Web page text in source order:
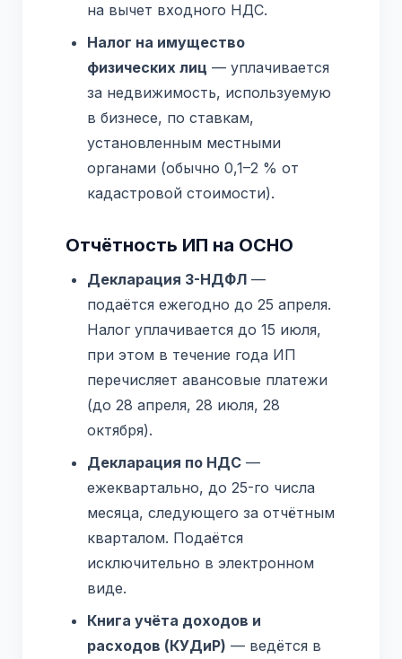
на вычет входного НДС.
Налог на имущество
физических лиц — уплачивается
за недвижимость, используемую
в бизнесе, по ставкам,
установленным местными
органами (обычно 0,1–2 % от
кадастровой стоимости).
Отчётность ИП на ОСНО
Декларация 3-НДФЛ —
подаётся ежегодно до 25 апреля.
Налог уплачивается до 15 июля,
при этом в течение года ИП
перечисляет авансовые платежи
(до 28 апреля, 28 июля, 28
октября).
Декларация по НДС —
ежеквартально, до 25-го числа
месяца, следующего за отчётным
кварталом. Подаётся
исключительно в электронном
виде.
Книга учёта доходов и
расходов (КУДиР) — ведётся в